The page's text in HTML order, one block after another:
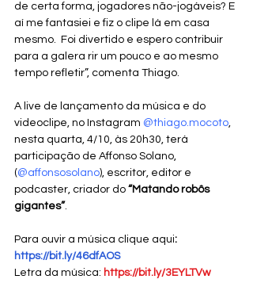
de certa forma, jogadores não-jogáveis? E
aí me fantasiei e fiz o clipe lá em casa
mesmo.  Foi divertido e espero contribuir
para a galera rir um pouco e ao mesmo
tempo refletir”, comenta Thiago.
A live de lançamento da música e do
videoclipe, no Instagram @thiago.mocoto,
nesta quarta, 4/10, às 20h30, terá
participação de Affonso Solano,
(@affonsosolano), escritor, editor e
podcaster, criador do “Matando robôs
gigantes”.
Para ouvir a música clique aqui:
https://bit.ly/46dfAOS
Letra da música: https://bit.ly/3EYLTVw